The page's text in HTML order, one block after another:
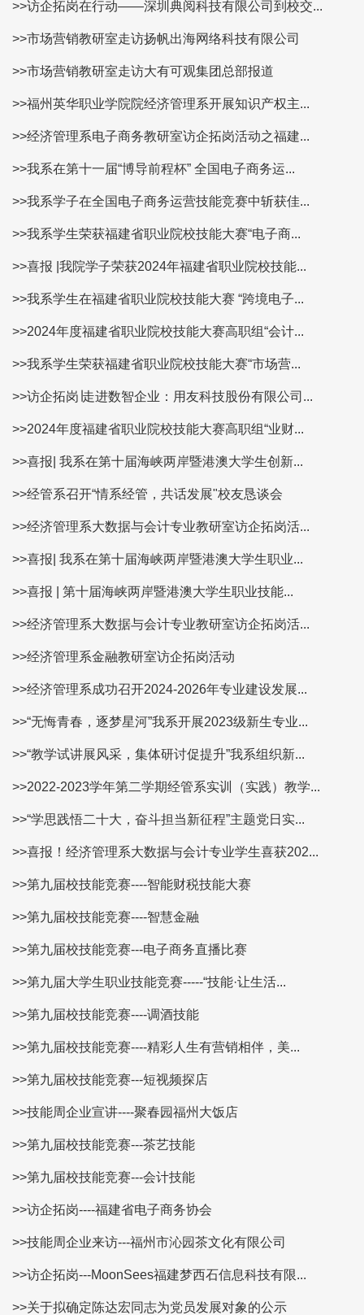
>>访企拓岗在行动——深圳典阅科技有限公司到校交...
>>市场营销教研室走访扬帆出海网络科技有限公司
>>市场营销教研室走访大有可观集团总部报道
>>福州英华职业学院院经济管理系开展知识产权主...
>>经济管理系电子商务教研室访企拓岗活动之福建...
>>我系在第十一届“博导前程杯” 全国电子商务运...
>>我系学子在全国电子商务运营技能竞赛中斩获佳...
>>我系学生荣获福建省职业院校技能大赛“电子商...
>>喜报 |我院学子荣获2024年福建省职业院校技能...
>>我系学生在福建省职业院校技能大赛 “跨境电子...
>>2024年度福建省职业院校技能大赛高职组“会计...
>>我系学生荣获福建省职业院校技能大赛“市场营...
>>访企拓岗∣走进数智企业：用友科技股份有限公司...
>>2024年度福建省职业院校技能大赛高职组“业财...
>>喜报| 我系在第十届海峡两岸暨港澳大学生创新...
>>经管系召开“情系经管，共话发展"校友恳谈会
>>经济管理系大数据与会计专业教研室访企拓岗活...
>>喜报| 我系在第十届海峡两岸暨港澳大学生职业...
>>喜报 | 第十届海峡两岸暨港澳大学生职业技能...
>>经济管理系大数据与会计专业教研室访企拓岗活...
>>经济管理系金融教研室访企拓岗活动
>>经济管理系成功召开2024-2026年专业建设发展...
>>“无悔青春，逐梦星河”我系开展2023级新生专业...
>>“教学试讲展风采，集体研讨促提升”我系组织新...
>>2022-2023学年第二学期经管系实训（实践）教学...
>>“学思践悟二十大，奋斗担当新征程”主题党日实...
>>喜报！经济管理系大数据与会计专业学生喜获202...
>>第九届校技能竞赛----智能财税技能大赛
>>第九届校技能竞赛----智慧金融
>>第九届校技能竞赛---电子商务直播比赛
>>第九届大学生职业技能竞赛-----“技能·让生活...
>>第九届校技能竞赛----调酒技能
>>第九届校技能竞赛----精彩人生有营销相伴，美...
>>第九届校技能竞赛---短视频探店
>>技能周企业宣讲----聚春园福州大饭店
>>第九届校技能竞赛---茶艺技能
>>第九届校技能竞赛---会计技能
>>访企拓岗----福建省电子商务协会
>>技能周企业来访---福州市沁园茶文化有限公司
>>访企拓岗---MoonSees福建梦西石信息科技有限...
>>关于拟确定陈达宏同志为党员发展对象的公示